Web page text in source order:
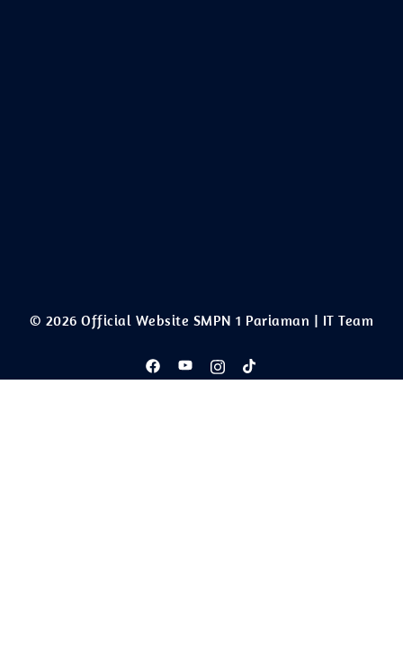
© 2026 Official Website SMPN 1 Pariaman | IT Team